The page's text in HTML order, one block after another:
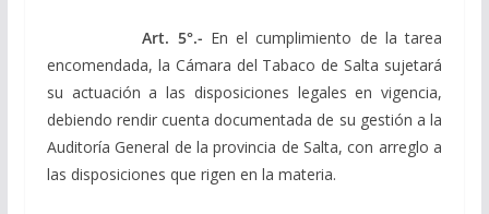
Art. 5°.- En el cumplimiento de la tarea
encomendada, la Cámara del Tabaco de Salta sujetará
su actuación a las disposiciones legales en vigencia,
debiendo rendir cuenta documentada de su gestión a la
Auditoría General de la provincia de Salta, con arreglo a
las disposiciones que rigen en la materia.